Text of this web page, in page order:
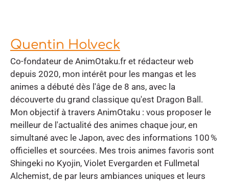
Quentin Holveck
Co-fondateur de AnimOtaku.fr et rédacteur web
depuis 2020, mon intérêt pour les mangas et les
animes a débuté dès l'âge de 8 ans, avec la
découverte du grand classique qu'est Dragon Ball.
Mon objectif à travers AnimOtaku : vous proposer le
meilleur de l'actualité des animes chaque jour, en
simultané avec le Japon, avec des informations 100 %
officielles et sourcées. Mes trois animes favoris sont
Shingeki no Kyojin, Violet Evergarden et Fullmetal
Alchemist, de par leurs ambiances uniques et leurs